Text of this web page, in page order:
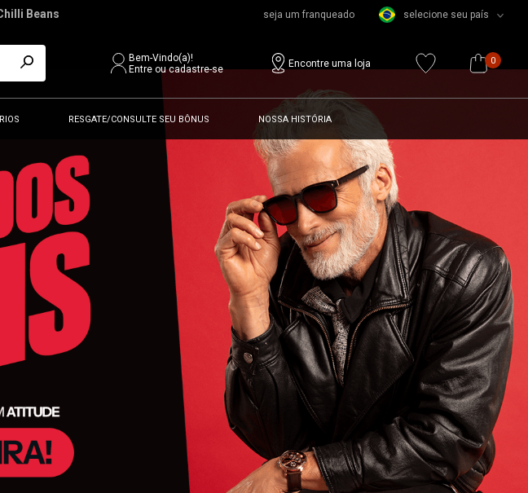
Beans seja um franqueado selecione seu país
Bem-Vindo(a)!
Entre ou cadastre-se
Encontre uma loja 0
RESGATE/CONSULTE SEU BÔNUS NOSSA HISTÓRIA